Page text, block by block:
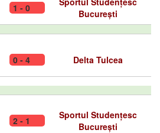
1 - 0
București
0 - 4 Delta Tulcea
2 - 1
Sportul Studențesc
București